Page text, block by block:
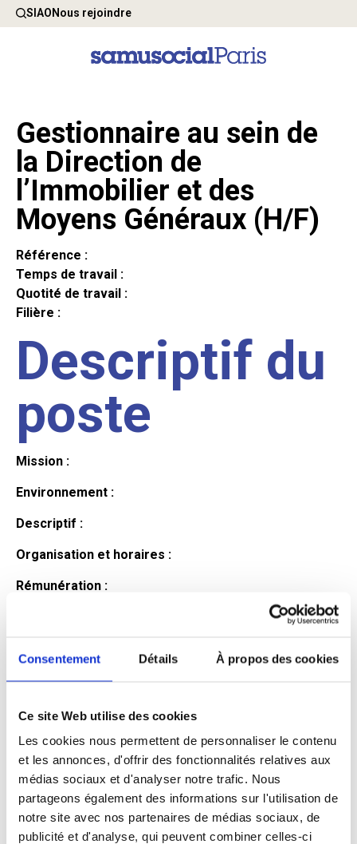
Consentement Détails À propos des cookies
Ce site Web utilise des cookies
Les cookies nous permettent de personnaliser le contenu
et les annonces, d'offrir des fonctionnalités relatives aux
médias sociaux et d'analyser notre trafic. Nous
partageons également des informations sur l'utilisation de
notre site avec nos partenaires de médias sociaux, de
publicité et d'analyse, qui peuvent combiner celles-ci
SIAONous rejoindre
Gestionnaire au sein de
la Direction de
l’Immobilier et des
Moyens Généraux (H/F)
Référence :
Temps de travail :
Quotité de travail :
Filière :
Descriptif du
poste
Mission :
Environnement :
Descriptif :
Organisation et horaires :
Rémunération :
Profil du
candidat
Qualifications et diplômes :
Profil recherché :